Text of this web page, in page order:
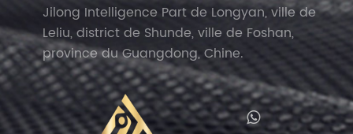
Jilong Intelligence Part de Longyan, ville de
Leliu, district de Shunde, ville de Foshan,
province du Guangdong, Chine.